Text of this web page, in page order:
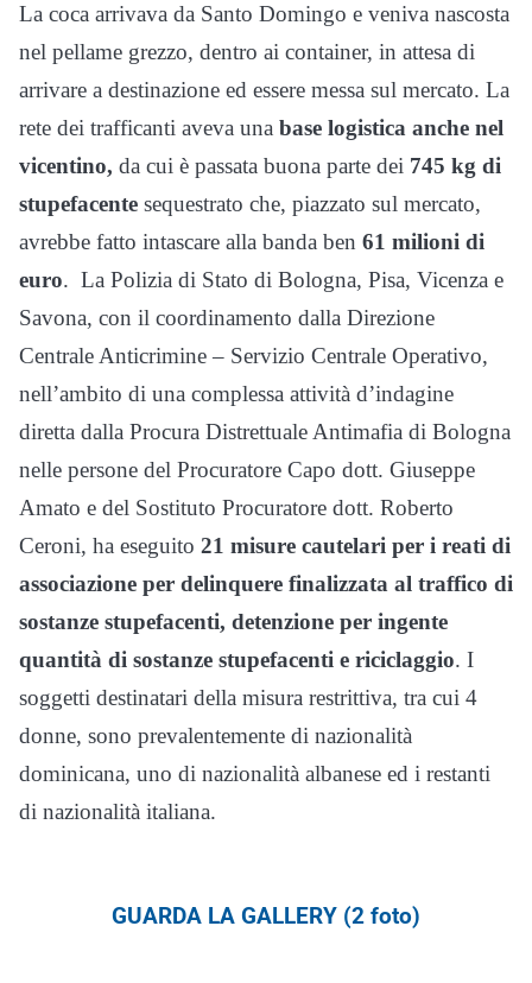
La coca arrivava da Santo Domingo e veniva nascosta
nel pellame grezzo, dentro ai container, in attesa di
arrivare a destinazione ed essere messa sul mercato. La
rete dei trafficanti aveva una base logistica anche nel
vicentino, da cui è passata buona parte dei 745 kg di
stupefacente sequestrato che, piazzato sul mercato,
avrebbe fatto intascare alla banda ben 61 milioni di
euro. La Polizia di Stato di Bologna, Pisa, Vicenza e
Savona, con il coordinamento dalla Direzione
Centrale Anticrimine – Servizio Centrale Operativo,
nell’ambito di una complessa attività d’indagine
diretta dalla Procura Distrettuale Antimafia di Bologna
nelle persone del Procuratore Capo dott. Giuseppe
Amato e del Sostituto Procuratore dott. Roberto
Ceroni, ha eseguito 21 misure cautelari per i reati di
associazione per delinquere finalizzata al traffico di
sostanze stupefacenti, detenzione per ingente
quantità di sostanze stupefacenti e riciclaggio. I
soggetti destinatari della misura restrittiva, tra cui 4
donne, sono prevalentemente di nazionalità
dominicana, uno di nazionalità albanese ed i restanti
di nazionalità italiana.
GUARDA LA GALLERY (2 foto)